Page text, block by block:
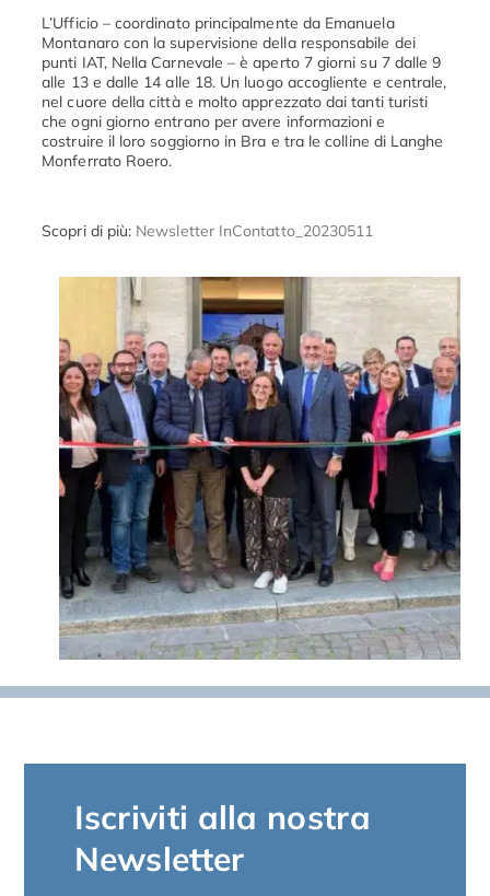
L’Ufficio – coordinato principalmente da Emanuela
Montanaro con la supervisione della responsabile dei
punti IAT, Nella Carnevale – è aperto 7 giorni su 7 dalle 9
alle 13 e dalle 14 alle 18. Un luogo accogliente e centrale,
nel cuore della città e molto apprezzato dai tanti turisti
che ogni giorno entrano per avere informazioni e
costruire il loro soggiorno in Bra e tra le colline di Langhe
Monferrato Roero.
Scopri di più: Newsletter InContatto_20230511
Iscriviti alla nostra
Newsletter